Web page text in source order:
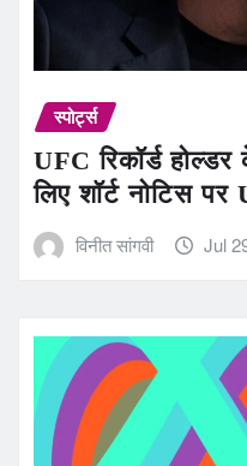
स्पोर्ट्स
UFC रिकॉर्ड
लिए शॉर्ट नोटिस
विनीत सांगवी Jul